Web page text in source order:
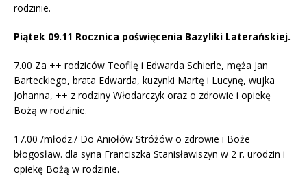
rodzinie.
Piątek 09.11 Rocznica poświęcenia Bazyliki Laterańskiej.
7.00 Za ++ rodziców Teofilę i Edwarda Schierle, męża Jan
Barteckiego, brata Edwarda, kuzynki Martę i Lucynę, wujka
Johanna, ++ z rodziny Włodarczyk oraz o zdrowie i opiekę
Bożą w rodzinie.
17.00 /młodz./ Do Aniołów Stróżów o zdrowie i Boże
błogosław. dla syna Franciszka Stanisławiszyn w 2 r. urodzin i
opiekę Bożą w rodzinie.